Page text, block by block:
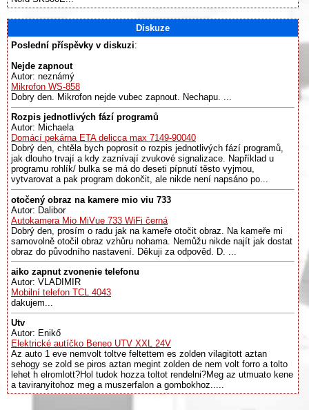
Diskuze
Poslední příspěvky v diskuzi:
Nejde zapnout
Autor: neznámý
Mikrofon WS-858
Dobry den. Mikrofon nejde vubec zapnout. Nechapu. ...
Rozpis jednotlivých fází programů
Autor: Michaela
Domácí pekárna ETA delicca max 7149-90040
Dobrý den, chtěla bych poprosit o rozpis jednotlivých fází programů,
jak dlouho trvají a kdy zaznívají zvukové signalizace. Například u
programu rohlík/ bulka se má do deseti pípnutí těsto vyjmou,
vytvarovat a pak program dokončit, ale nikde není napsáno po...
otočený obraz na kamere mio viu 733
Autor: Dalibor
Autokamera Mio MiVue 733 WiFi černá
Dobrý den, prosím o radu jak na kameře otočit obraz. Na kameře mi
samovolně otočil obraz vzhůru nohama. Nemůžu nikde najít jak dostat
obraz do původního nastavení. Děkuji za odpověd. D. ...
aiko zapnut zvonenie telefonu
Autor: VLADIMIR
Mobilní telefon TCL 4043
dakujem...
Utv
Autor: Enikő
Elektrické autíčko Beneo UTV XXL 24V
Az auto 1 eve nemvolt toltve feltettem es zolden vilagitott aztan
sehogy se zold se piros aztan megint zolden de nem volt forro a tolto
lehet h elromlott?Hol tudok hozza toltot rendelni?Meg az utmuato kene
a taviranyitohoz meg a muszerfalon a gombokhoz.....